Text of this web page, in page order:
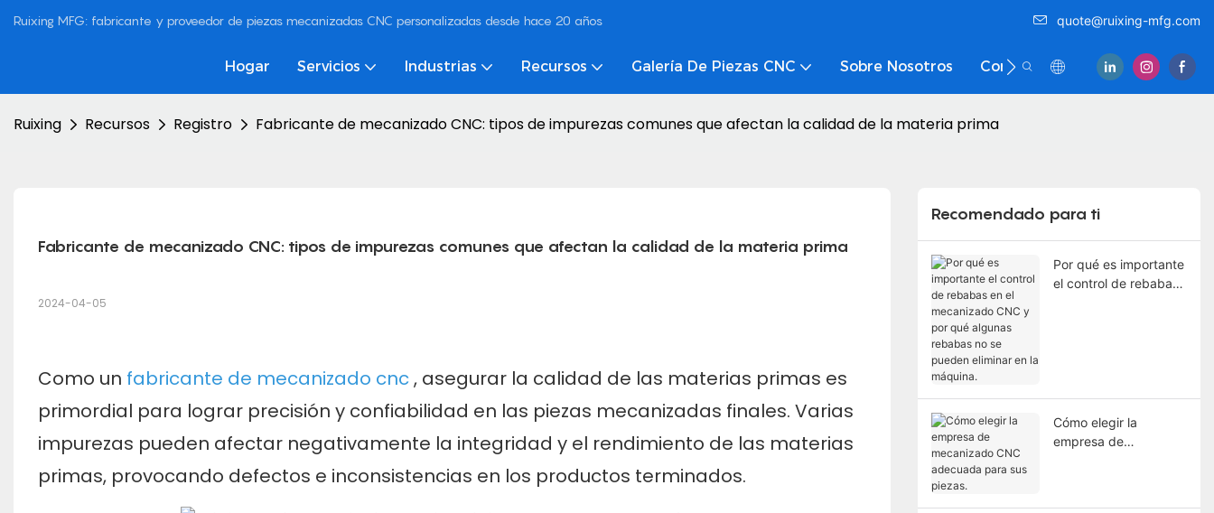
Ruixing MFG: fabricante y proveedor de piezas mecanizadas CNC personalizadas desde hace 20 años quote@ruixing-mfg.com
Hogar Servicios Industrias Recursos Galería De Piezas CNC Sobre Nosotros Contáctenos
Ruixing Recursos Registro Fabricante de mecanizado CNC: tipos de impurezas comunes que afectan la calidad de la materia prima
Fabricante de mecanizado CNC: tipos de impurezas comunes que afectan la calidad de la materia prima
2024-04-05
Como un fabricante de mecanizado cnc, asegurar la calidad de las materias primas es
primordial para lograr precisión y confiabilidad en las piezas mecanizadas finales. Varias
impurezas pueden afectar negativamente la integridad y el rendimiento de las materias
primas, provocando defectos e inconsistencias en los productos terminados.
Recomendado para ti
Por qué es importante
el control de rebabas
Cómo elegir la
empresa de